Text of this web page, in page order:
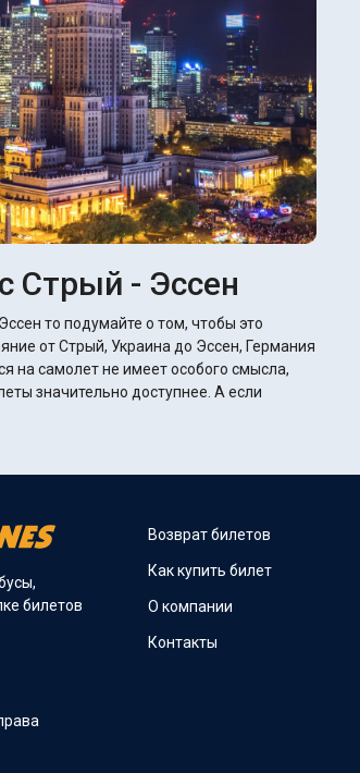
Стрый - Эссен
то подумайте о том, чтобы это
от Стрый, Украина до Эссен, Германия
на самолет не имеет особого смысла,
доступнее. А если
билетов
Возврат билетов
Как купить билет
О компании
Контакты